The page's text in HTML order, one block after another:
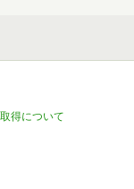
得について